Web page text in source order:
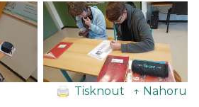
Tisknout ↑ Nahoru